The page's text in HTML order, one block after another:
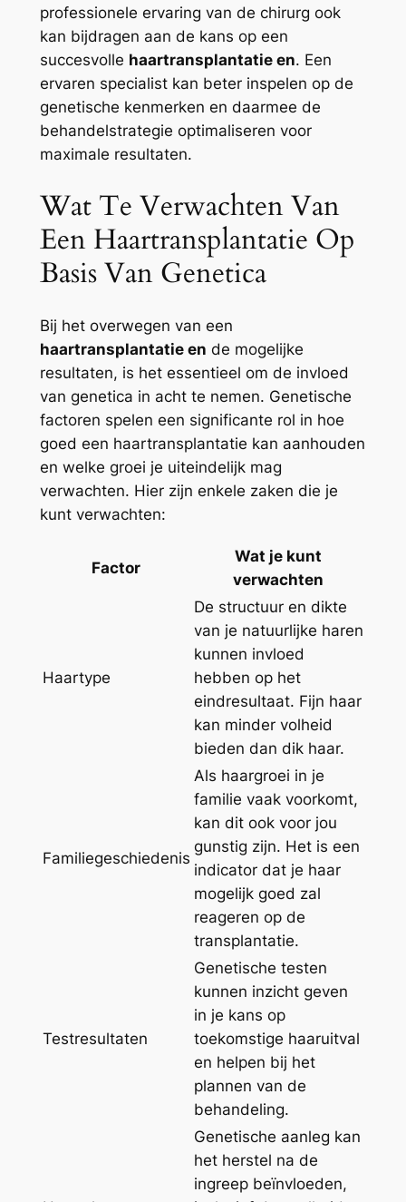
professionele ervaring van de chirurg ook
kan bijdragen aan de kans op een
succesvolle haartransplantatie en. Een
ervaren specialist kan beter inspelen op de
genetische kenmerken en daarmee de
behandelstrategie optimaliseren voor
maximale resultaten.
Wat Te Verwachten Van
Een Haartransplantatie Op
Basis Van Genetica
Bij het overwegen van een
haartransplantatie en de mogelijke
resultaten, is het essentieel om de invloed
van genetica in acht te nemen. Genetische
factoren spelen een significante rol in hoe
goed een haartransplantatie kan aanhouden
en welke groei je uiteindelijk mag
verwachten. Hier zijn enkele zaken die je
kunt verwachten:
Factor
Wat je kunt
verwachten
Haartype
De structuur en dikte
van je natuurlijke haren
kunnen invloed
hebben op het
eindresultaat. Fijn haar
kan minder volheid
bieden dan dik haar.
Familiegeschiedenis
Als haargroei in je
familie vaak voorkomt,
kan dit ook voor jou
gunstig zijn. Het is een
indicator dat je haar
mogelijk goed zal
reageren op de
transplantatie.
Testresultaten
Genetische testen
kunnen inzicht geven
in je kans op
toekomstige haaruitval
en helpen bij het
plannen van de
behandeling.
Genetische aanleg kan
het herstel na de
ingreep beïnvloeden,